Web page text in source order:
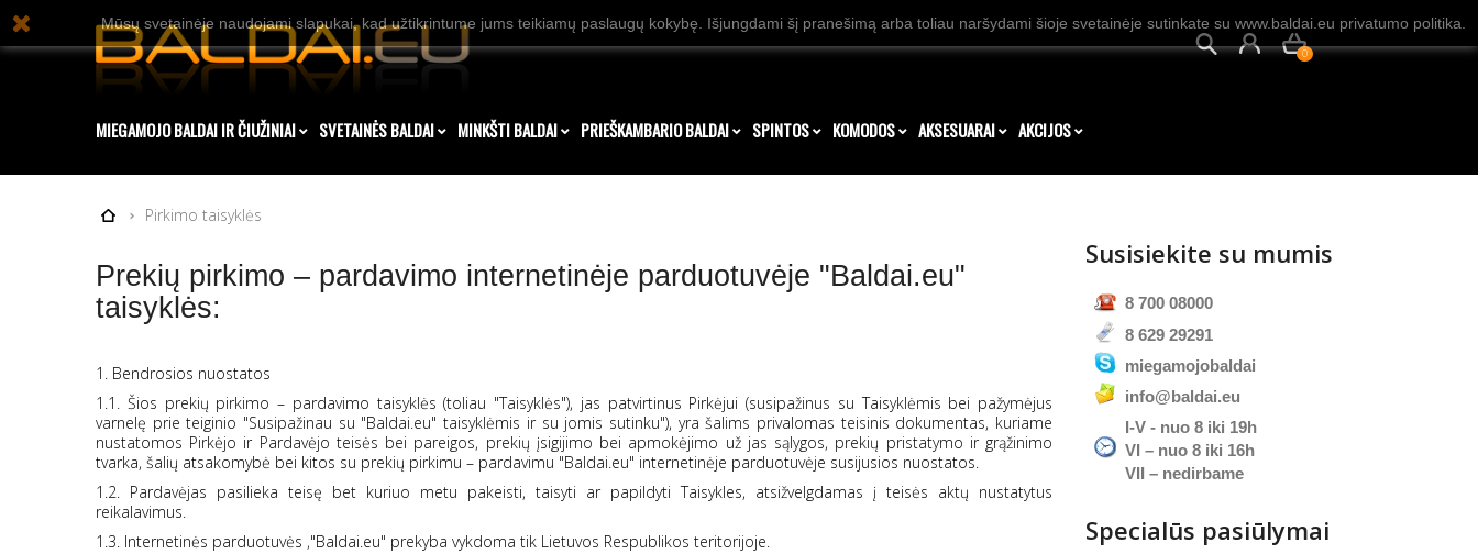
0
MIEGAMOJO BALDAI IR ČIUŽINIAI SVETAINĖS BALDAI MINKŠTI BALDAI PRIEŠKAMBARIO BALDAI SPINTOS KOMODOS AKSESUARAI AKCIJOS
Pirkimo taisyklės
Prekių pirkimo – pardavimo internetinėje parduotuvėje "Baldai.eu"
taisyklės:
1. Bendrosios nuostatos
1.1. Šios prekių pirkimo – pardavimo taisyklės (toliau "Taisyklės"), jas patvirtinus Pirkėjui (susipažinus su Taisyklėmis bei pažymėjus
varnelę prie teiginio "Susipažinau su "Baldai.eu" taisyklėmis ir su jomis sutinku"), yra šalims privalomas teisinis dokumentas, kuriame
nustatomos Pirkėjo ir Pardavėjo teisės bei pareigos, prekių įsigijimo bei apmokėjimo už jas sąlygos, prekių pristatymo ir grąžinimo
tvarka, šalių atsakomybė bei kitos su prekių pirkimu – pardavimu "Baldai.eu" internetinėje parduotuvėje susijusios nuostatos.
1.2. Pardavėjas pasilieka teisę bet kuriuo metu pakeisti, taisyti ar papildyti Taisykles, atsižvelgdamas į teisės aktų nustatytus
reikalavimus.
1.3. Internetinės parduotuvės ‚"Baldai.eu" prekyba vykdoma tik Lietuvos Respublikos teritorijoje.
Susisiekite su mumis
8 700 08000
8 629 29291
miegamojobaldai
info@baldai.eu
I-V - nuo 8 iki 19h
VI – nuo 8 iki 16h
VII – nedirbame
Specialūs pasiūlymai
Mūsų svetainėje naudojami slapukai, kad užtikrintume jums teikiamų paslaugų kokybę. Išjungdami šį pranešimą arba toliau naršydami šioje svetainėje sutinkate su www.baldai.eu privatumo politika.